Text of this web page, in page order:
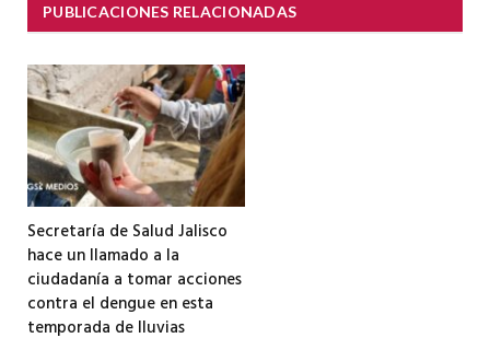
PUBLICACIONES RELACIONADAS
Secretaría de Salud Jalisco
hace un llamado a la
ciudadanía a tomar acciones
contra el dengue en esta
temporada de lluvias